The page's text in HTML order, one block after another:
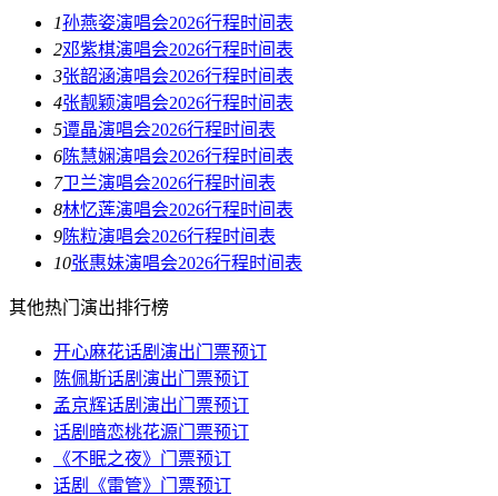
1孙燕姿演唱会2026行程时间表
2邓紫棋演唱会2026行程时间表
3张韶涵演唱会2026行程时间表
4张靓颖演唱会2026行程时间表
5谭晶演唱会2026行程时间表
6陈慧娴演唱会2026行程时间表
7卫兰演唱会2026行程时间表
8林忆莲演唱会2026行程时间表
9陈粒演唱会2026行程时间表
10张惠妹演唱会2026行程时间表
其他热门演出排行榜
开心麻花话剧演出门票预订
陈佩斯话剧演出门票预订
孟京辉话剧演出门票预订
话剧暗恋桃花源门票预订
《不眠之夜》门票预订
话剧《雷管》门票预订